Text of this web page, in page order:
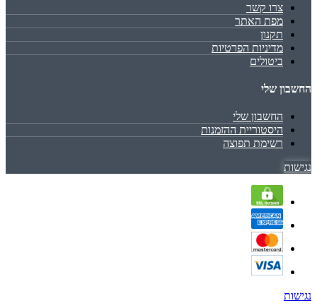
צרו קשר
מפת האתר
תקנון
מדיניות הפרטיות
ביטולים
החשבון שלי
החשבון שלי
היסטוריית ההזמנות
רשימת תפוצה
נגישות
נגישות